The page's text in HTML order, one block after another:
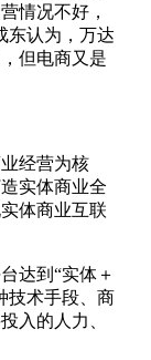
情况不好，
东认为，万达
但电商又是
经营为核
实体商业全
体商业互联
达到“实体＋
技术手段、商
入的人力、